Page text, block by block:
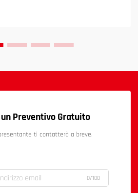
Preventivo Gratuito
ti contatterà a breve.
0/100